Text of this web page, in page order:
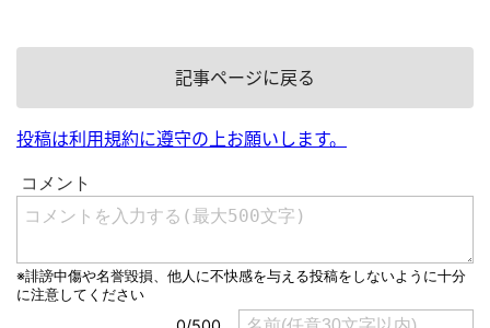
記事ページに戻る
投稿は利用規約に遵守の上お願いします。